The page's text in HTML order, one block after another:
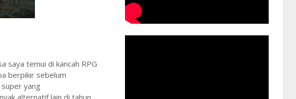
saya temui di kancah RPG
berpikir sebelum
yang
alternatif lain di tahun